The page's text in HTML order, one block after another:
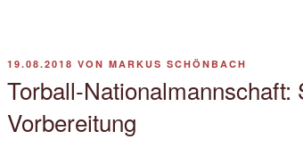
VERÖFFENTLICHT
19.08.2018 VON MARKUS SCHÖNBACH
Torball-Nationalmannschaft:
Vorbereitung